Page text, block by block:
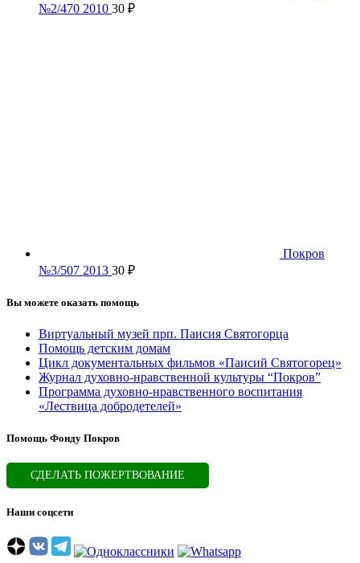
№2/470 2010 30 ₽
Покров
№3/507 2013 30 ₽
Вы можете оказать помощь
Виртуальный музей прп. Паисия Святогорца
Помощь детским домам
Цикл документальных фильмов «Паисий Святогорец»
Журнал духовно-нравственной культуры “Покров”
Программа духовно-нравственного воспитания
«Лествица добродетелей»
Помощь Фонду Покров
СДЕЛАТЬ ПОЖЕРТВОВАНИЕ
Наши соцсети